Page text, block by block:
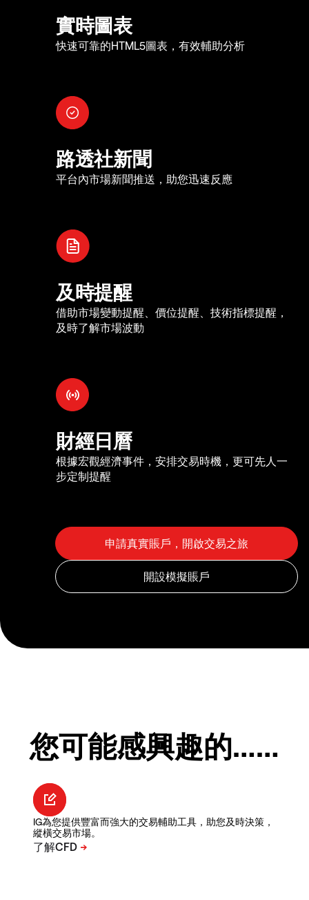
實時圖表
快速可靠的HTML5圖表，有效輔助分析
路透社新聞
平台內市場新聞推送，助您迅速反應
及時提醒
借助市場變動提醒、價位提醒、技術指標提醒，
及時了解市場波動
財經日曆
根據宏觀經濟事件，安排交易時機，更可先人一
步定制提醒
您可能感興趣的……
IG為您提供豐富而強大的交易輔助工具，助您及時決策，
縱橫交易市場。